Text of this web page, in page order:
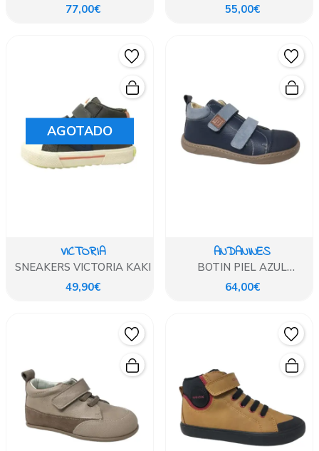
77,00€
REFORZADO
55,00€
AGOTADO
VICTORIA
SNEAKERS VICTORIA KAKI
49,90€
ANDANINES
BOTIN PIEL AZUL
ANDANINES
64,00€